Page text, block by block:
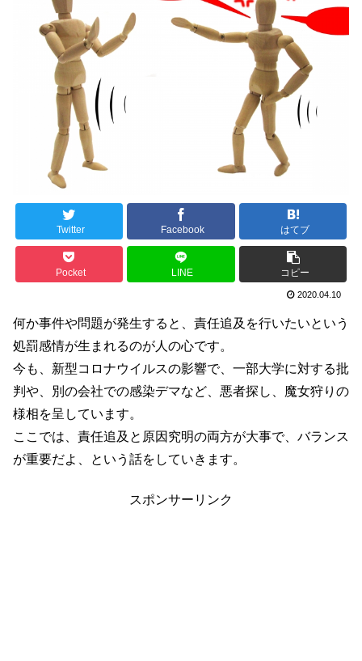
Twitter Facebook はてブ
Pocket LINE コピー
2020.04.10
何か事件や問題が発生すると、責任追及を行いたいという
処罰感情が生まれるのが人の心です。
今も、新型コロナウイルスの影響で、一部大学に対する批
判や、別の会社での感染デマなど、悪者探し、魔女狩りの
様相を呈しています。
ここでは、責任追及と原因究明の両方が大事で、バランス
が重要だよ、という話をしていきます。
スポンサーリンク